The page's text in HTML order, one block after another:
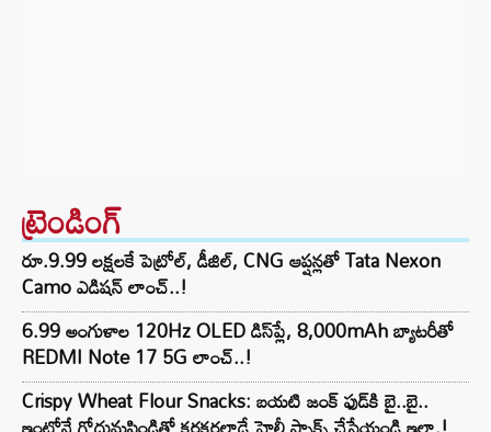
ట్రెండింగ్‌
రూ.9.99 లక్షలకే పెట్రోల్, డీజిల్, CNG ఆప్షన్లతో Tata Nexon
Camo ఎడిషన్ లాంచ్..!
6.99 అంగుళాల 120Hz OLED డిస్‌ప్లే, 8,000mAh బ్యాటరీతో
REDMI Note 17 5G లాంచ్..!
Crispy Wheat Flour Snacks: బయటి జంక్ ఫుడ్‌కి బై..బై..